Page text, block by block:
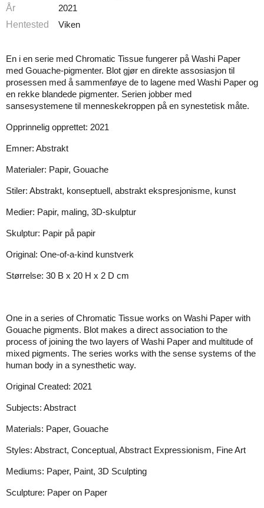
År
2021
Hentested
Viken
En i en serie med Chromatic Tissue fungerer på Washi Paper
med Gouache-pigmenter. Blot gjør en direkte assosiasjon til
prosessen med å sammenføye de to lagene med Washi Paper og
en rekke blandede pigmenter. Serien jobber med
sansesystemene til menneskekroppen på en synestetisk måte.
Opprinnelig opprettet: 2021
Emner: Abstrakt
Materialer: Papir, Gouache
Stiler: Abstrakt, konseptuell, abstrakt ekspresjonisme, kunst
Medier: Papir, maling, 3D-skulptur
Skulptur: Papir på papir
Original: One-of-a-kind kunstverk
Størrelse: 30 B x 20 H x 2 D cm
One in a series of Chromatic Tissue works on Washi Paper with
Gouache pigments. Blot makes a direct association to the
process of joining the two layers of Washi Paper and multitude of
mixed pigments. The series works with the sense systems of the
human body in a synesthetic way.
Original Created: 2021
Subjects: Abstract
Materials: Paper, Gouache
Styles: Abstract, Conceptual, Abstract Expressionism, Fine Art
Mediums: Paper, Paint, 3D Sculpting
Sculpture: Paper on Paper